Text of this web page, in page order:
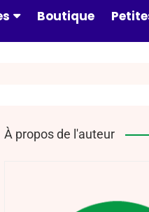
& catégories
pratiques
Boutique
À propos de l'auteur